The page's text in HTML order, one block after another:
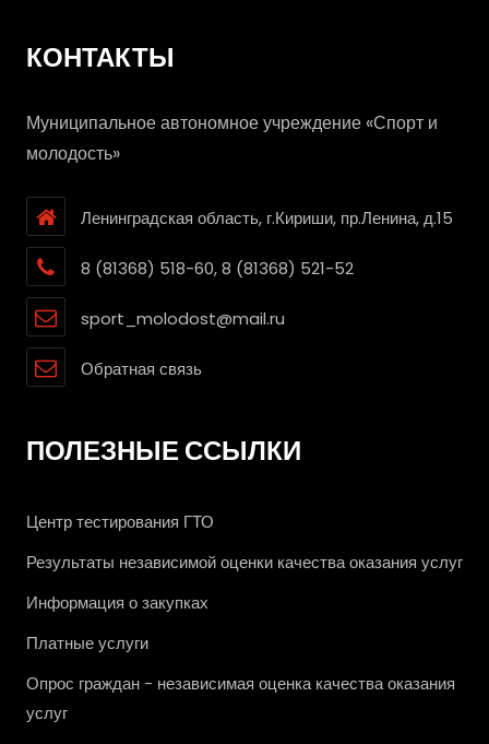
КОНТАКТЫ
Муниципальное автономное учреждение «Спорт и
молодость»
Ленинградская область, г.Кириши, пр.Ленина, д.15
8 (81368) 518-60, 8 (81368) 521-52
sport_molodost@mail.ru
Обратная связь
ПОЛЕЗНЫЕ ССЫЛКИ
Центр тестирования ГТО
Результаты независимой оценки качества оказания услуг
Информация о закупках
Платные услуги
Опрос граждан - независимая оценка качества оказания
услуг